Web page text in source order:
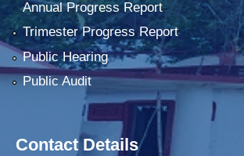
Annual Progress Report
Trimester Progress Report
Public Hearing
Public Audit
Contact Details